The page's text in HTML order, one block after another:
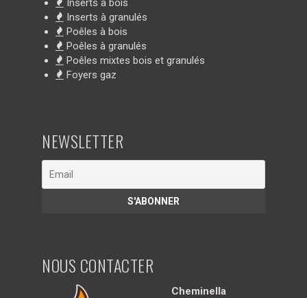
Inserts à bois
Inserts à granulés
Poêles à bois
Poêles à granulés
Poêles mixtes bois et granulés
Foyers gaz
NEWSLETTER
NOUS CONTACTER
Cheminella